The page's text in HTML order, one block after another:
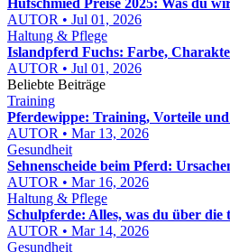
Hufschmied Preise 2025: Was du
AUTOR • Jul 01, 2026
Haltung & Pflege
Islandpferd Fuchs: Farbe,
AUTOR • Jul 01, 2026
Beliebte Beiträge
Training
Pferdewippe: Training, Vorteile und
AUTOR • Mar 13, 2026
Gesundheit
Sehnenscheide beim Pferd:
AUTOR • Mar 16, 2026
Haltung & Pflege
Schulpferde: Alles, was du über
AUTOR • Mar 14, 2026
Gesundheit